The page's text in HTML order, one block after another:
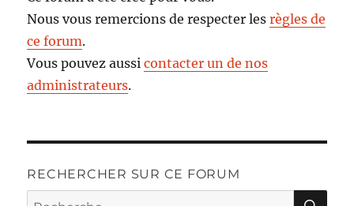
Nous vous remercions de respecter lesrègles de
ce forum.
Vous pouvez aussicontacter un de nos
administrateurs.
RECHERCHER SUR CE FORUM
Recherche